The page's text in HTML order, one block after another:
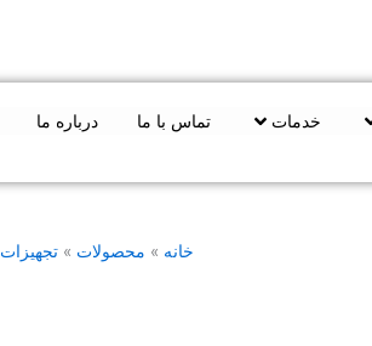
خدمات تماس با ما درباره ما
خانه » محصولات » تجهیزات